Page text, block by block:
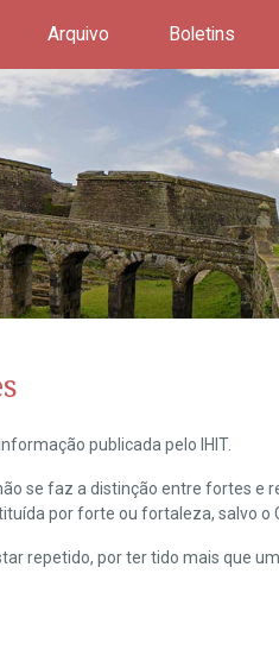
Arquivo Boletins
publicada pelo IHIT.
se faz a distinção entre fortes e
por forte ou fortaleza, salvo o
repetido, por ter tido mais que um